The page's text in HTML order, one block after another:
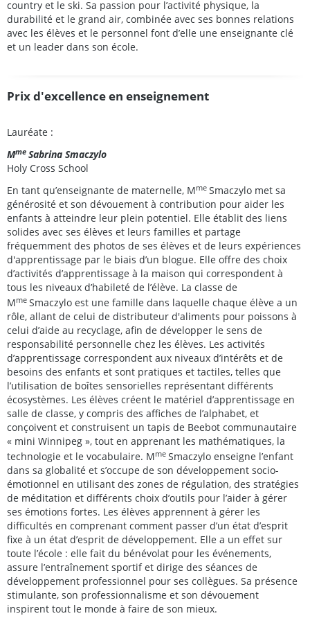
country et le ski. Sa passion pour l’activité physique, la
durabilité et le grand air, combinée avec ses bonnes relations
avec les élèves et le personnel font d’elle une enseignante clé
et un leader dans son école.
Prix d'excellence en enseignement
Lauréate :
Mme Sabrina Smaczylo
Holy Cross School
En tant qu’enseignante de maternelle, Mme Smaczylo met sa
générosité et son dévouement à contribution pour aider les
enfants à atteindre leur plein potentiel. Elle établit des liens
solides avec ses élèves et leurs familles et partage
fréquemment des photos de ses élèves et de leurs expériences
d'apprentissage par le biais d’un blogue. Elle offre des choix
d’activités d’apprentissage à la maison qui correspondent à
tous les niveaux d’habileté de l’élève. La classe de
Mme Smaczylo est une famille dans laquelle chaque élève a un
rôle, allant de celui de distributeur d'aliments pour poissons à
celui d’aide au recyclage, afin de développer le sens de
responsabilité personnelle chez les élèves. Les activités
d’apprentissage correspondent aux niveaux d’intérêts et de
besoins des enfants et sont pratiques et tactiles, telles que
l’utilisation de boîtes sensorielles représentant différents
écosystèmes. Les élèves créent le matériel d’apprentissage en
salle de classe, y compris des affiches de l’alphabet, et
conçoivent et construisent un tapis de Beebot communautaire
« mini Winnipeg », tout en apprenant les mathématiques, la
technologie et le vocabulaire. Mme Smaczylo enseigne l’enfant
dans sa globalité et s’occupe de son développement socio-
émotionnel en utilisant des zones de régulation, des stratégies
de méditation et différents choix d’outils pour l’aider à gérer
ses émotions fortes. Les élèves apprennent à gérer les
difficultés en comprenant comment passer d’un état d’esprit
fixe à un état d’esprit de développement. Elle a un effet sur
toute l’école : elle fait du bénévolat pour les événements,
assure l’entraînement sportif et dirige des séances de
développement professionnel pour ses collègues. Sa présence
stimulante, son professionnalisme et son dévouement
inspirent tout le monde à faire de son mieux.